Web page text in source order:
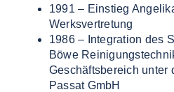
1991 – Einstieg
Werksvertretung
1986 – Integration des
Böwe
Geschäftsbereich unter
Passat GmbH